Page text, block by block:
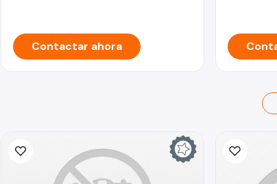
Contactar ahora